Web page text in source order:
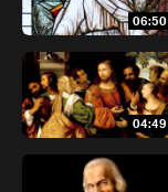
06:50
04:49